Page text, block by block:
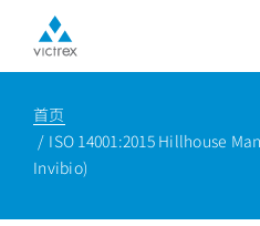
首页
ISO 14001:2015 Hillhouse
Invibio)